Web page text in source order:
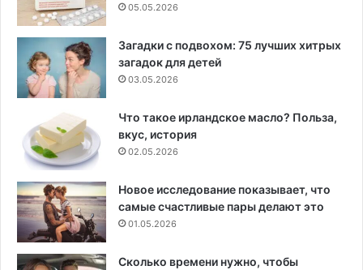
05.05.2026
Загадки с подвохом: 75 лучших хитрых
загадок для детей
03.05.2026
Что такое ирландское масло? Польза,
вкус, история
02.05.2026
Новое исследование показывает, что
самые счастливые пары делают это
01.05.2026
Сколько времени нужно, чтобы